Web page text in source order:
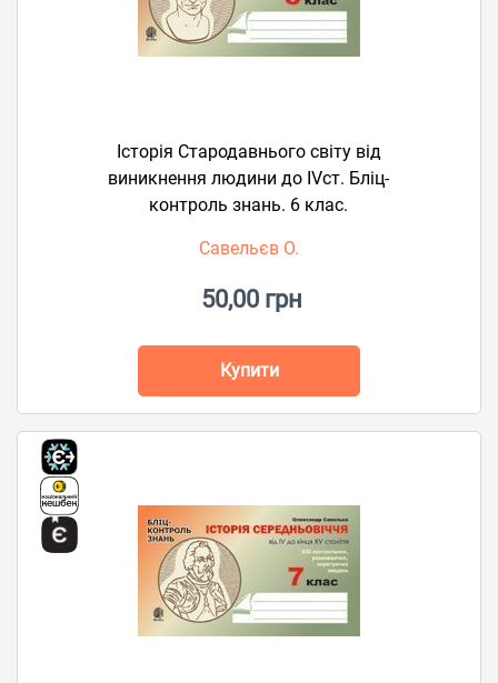
Історія Стародавнього світу від
виникнення людини до ІVст. Бліц-
контроль знань. 6 клас.
Савельєв О.
50,00 грн
Купити